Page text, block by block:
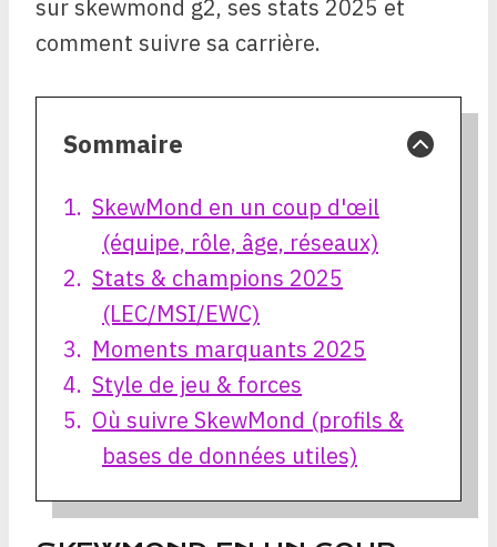
sur skewmond g2, ses stats 2025 et
comment suivre sa carrière.
Sommaire
SkewMond en un coup d'œil
(équipe, rôle, âge, réseaux)
Stats & champions 2025
(LEC/MSI/EWC)
Moments marquants 2025
Style de jeu & forces
Où suivre SkewMond (profils &
bases de données utiles)